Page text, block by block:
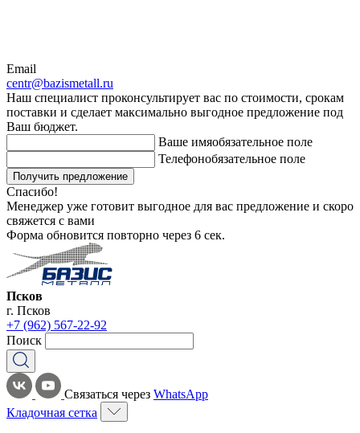
Email
centr@bazismetall.ru
Наш специалист проконсультирует вас по стоимости, срокам
поставки и сделает максимально выгодное предложение под
Ваш бюджет.
Ваше имяобязательное поле
Телефонобязательное поле
Получить предложение
Спасибо!
Менеджер уже готовит выгодное для вас предложение и скоро
свяжется с вами
Форма обновится повторно через 6 сек.
Псков
г. Псков
+7 (962) 567-22-92
Поиск
Связаться через WhatsApp
Кладочная сетка